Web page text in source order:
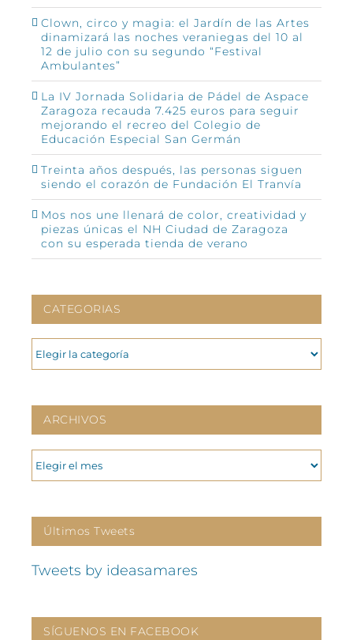
Clown, circo y magia: el Jardín de las Artes
dinamizará las noches veraniegas del 10 al
12 de julio con su segundo “Festival
Ambulantes”
La IV Jornada Solidaria de Pádel de Aspace
Zaragoza recauda 7.425 euros para seguir
mejorando el recreo del Colegio de
Educación Especial San Germán
Treinta años después, las personas siguen
siendo el corazón de Fundación El Tranvía
Mos nos une llenará de color, creatividad y
piezas únicas el NH Ciudad de Zaragoza
con su esperada tienda de verano
CATEGORIAS
CATEGORIAS
ARCHIVOS
ARCHIVOS
Últimos Tweets
Tweets by ideasamares
SÍGUENOS EN FACEBOOK